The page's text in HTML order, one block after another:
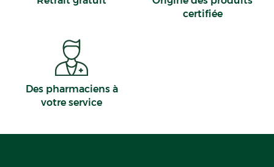
certifiée
Des pharmaciens à
votre service